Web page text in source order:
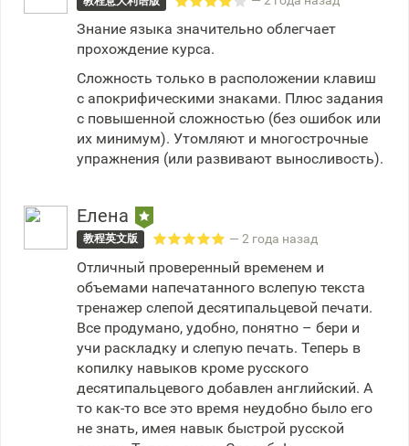
Знание языка значительно облегчает
прохождение курса.
Сложность только в расположении клавиш
с апокрифическими знаками. Плюс задания
с повышенной сложностью (без ошибок или
их минимум). Утомляют и многострочные
упражнения (или развивают выносливость).
Елена
教程英文版 — 2 года назад
Отличный проверенный временем и
объемами напечатанного вслепую текста
тренажер слепой десятипальцевой печати.
Все продумано, удобно, понятно – бери и
учи раскладку и слепую печать. Теперь в
копилку навыков кроме русского
десятипальцевого добавлен английский. А
то как-то все это время неудобно было его
не знать, имея навык быстрой русской